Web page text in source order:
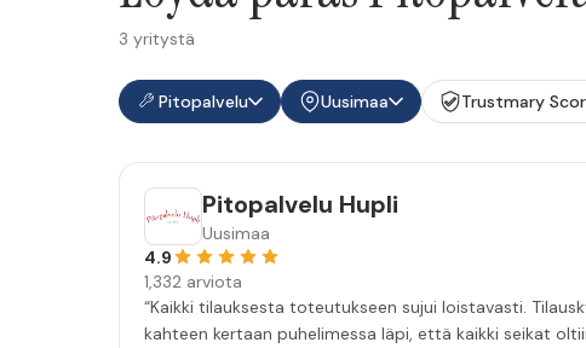
3 yritystä
Pitopalvelu Uusimaa Trustmary
Pitopalvelu Hupli
Uusimaa
4.9
1,332 arviota
“Kaikki tilauksesta toteutukseen sujui loistavasti.
kahteen kertaan puhelimessa läpi, että kaikki seikat